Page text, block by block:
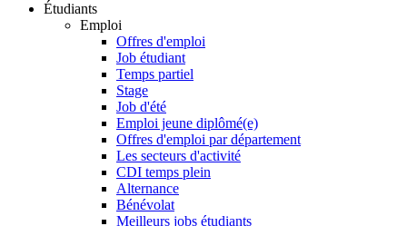
Étudiants
Emploi
Offres d'emploi
Job étudiant
Temps partiel
Stage
Job d'été
Emploi jeune diplômé(e)
Offres d'emploi par département
Les secteurs d'activité
CDI temps plein
Alternance
Bénévolat
Meilleurs jobs étudiants